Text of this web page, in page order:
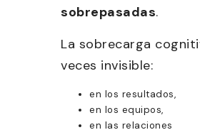
sobrepasadas.
La sobrecarga
veces invisible:
en los resultados,
en los equipos,
en las relaciones